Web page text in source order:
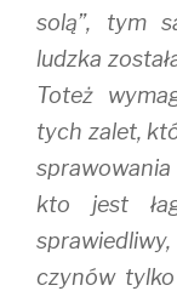
solą”, tym
ludzka
Toteż
tych zalet,
kto jest
czynów